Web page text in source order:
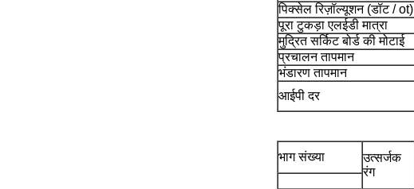
पिक्सेल रिज़ॉल्यूशन (डॉट / ot)
पूरा टुकड़ा एलईडी मात्रा
मुद्रित सर्किट बोर्ड की मोटाई
प्रचालन तापमान
भंडारण तापमान
आईपी ​​दर
भाग संख्या
उत्सर्जक
रंग